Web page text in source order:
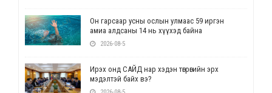
Он гарсаар усны ослын улмаас 59 иргэн
амиа алдсаны 14 нь хүүхэд байна
2026-08-5
Ирэх онд САЙД нар хэдэн төгрөгийн эрх
мэдэлтэй байх вэ?